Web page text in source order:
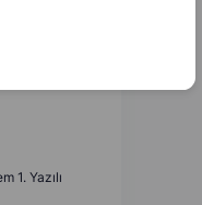
1. Yazılı